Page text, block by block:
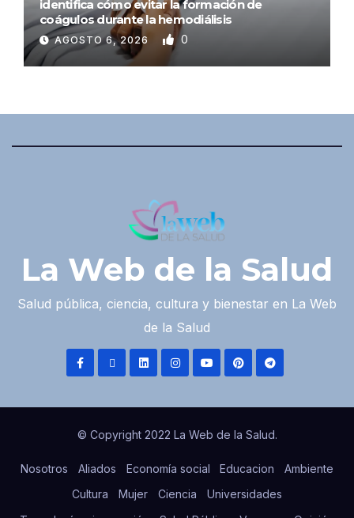
identifica cómo evitar la formación de
coágulos durante la hemodiálisis
AGOSTO 6, 2026 0
La Web de la Salud
Salud pública, ciencia, cultura y bienestar en La Web
de la Salud
© Copyright 2022 La Web de la Salud.
Nosotros Aliados Economía social Educacion
Ambiente
Cultura
Mujer Ciencia
Universidades